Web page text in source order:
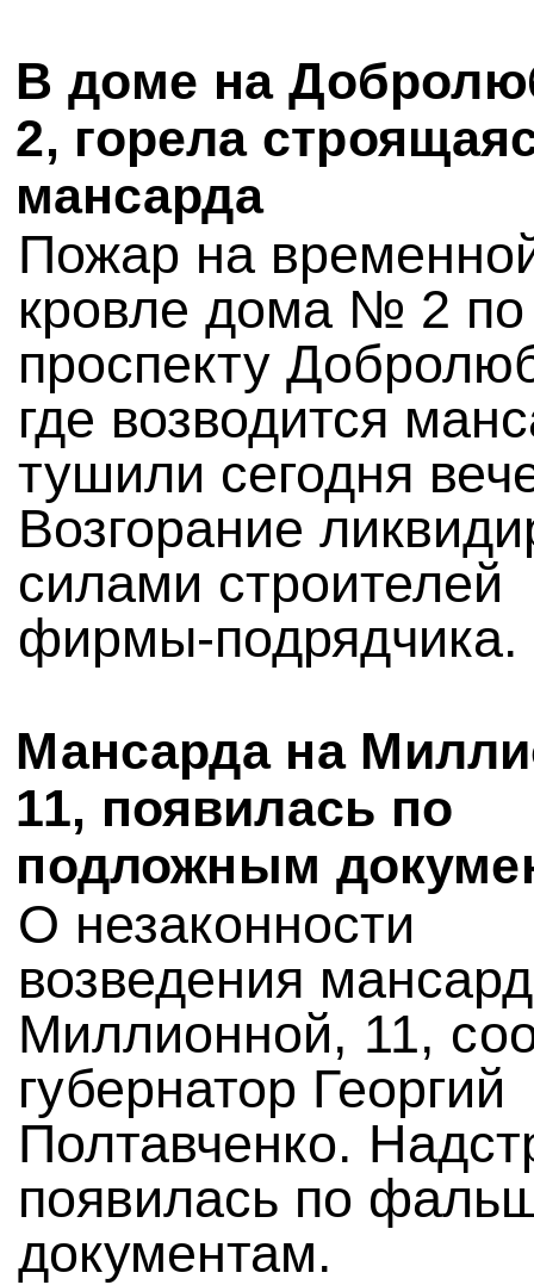
В доме на
2, горела
мансарда
Пожар на
кровле дома № 2 по
проспекту
где возводится
тушили сегодня
Возгорание
силами строителей
фирмы-подрядчика.
Мансарда на
11, появилась по
подложным
О незаконности
возведения
Миллионной, 11,
губернатор Георгий
Полтавченко.
появилась по
документам.